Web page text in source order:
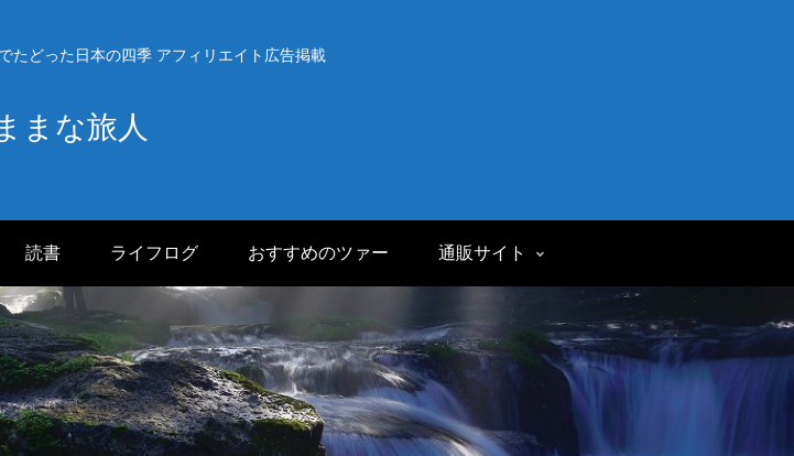
たどった日本の四季 アフィリエイト広告掲載
まな旅人
読書 ライフログ おすすめのツァー 通販サイト